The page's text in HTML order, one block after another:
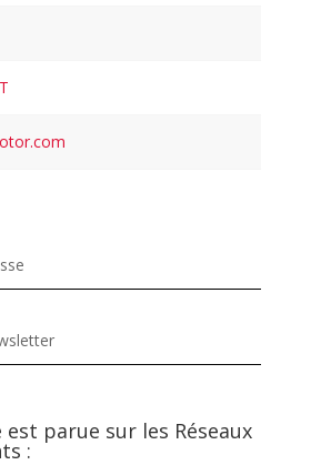
parue sur les Réseaux
: